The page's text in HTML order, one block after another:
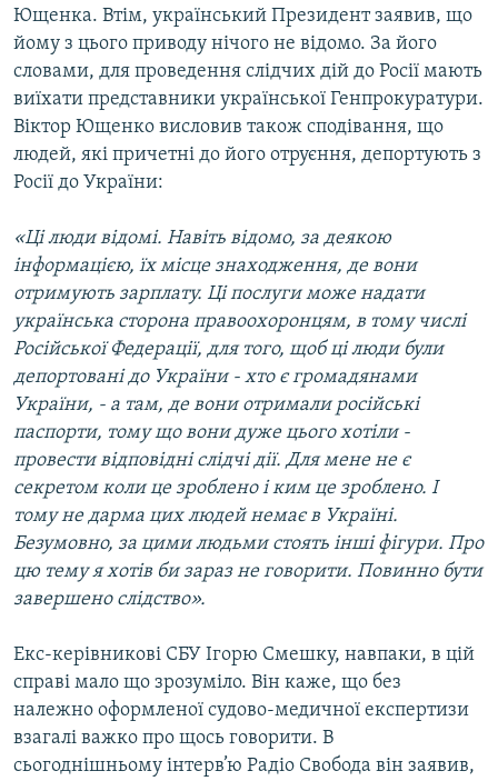
Усі сайти RFE/RL
Ющенка. Втім, український Президент заявив, що
йому з цього приводу нічого не відомо. За його
словами, для проведення слідчих дій до Росії мають
виїхати представники української Генпрокуратури.
Віктор Ющенко висловив також сподівання, що
людей, які причетні до його отруєння, депортують з
Росії до України:
«Цi люди вiдомi. Навiть вiдомо, за деякою
iнформацiєю, їх мiсце знаходження, де вони
отримують зарплату. Цi послуги може надати
українська сторона правоохоронцям, в тому числі
Російської Федерації, для того, щоб ці люди були
депортовані до України - хто є громадянами
України, - а там, де вони отримали росiйськi
паспорти, тому що вони дуже цього хотiли -
провести вiдповiднi слiдчi дiї. Для мене не є
секретом коли це зроблено і ким це зроблено. І
тому не дарма цих людей немає в Україні.
Безумовно, за цими людьми стоять інші фігури. Про
цю тему я хотів би зараз не говорити. Повинно бути
завершено слідство».
Екс-керівникові СБУ Ігорю Смешку, навпаки, в цій
справі мало що зрозуміло. Він каже, що без
належно оформленої судово-медичної експертизи
взагалі важко про щось говорити. В
сьогоднішньому інтерв’ю Радіо Свобода він заявив,